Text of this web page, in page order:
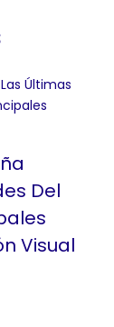
Del
Visual